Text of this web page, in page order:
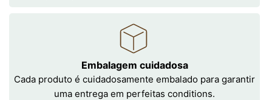
Embalagem cuidadosa
Cada produto é cuidadosamente embalado para garantir
uma entrega em perfeitas conditions.